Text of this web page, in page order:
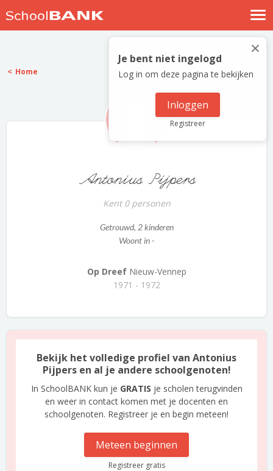
Nostalgische verhalen
Log in
Meld je gratis aan
×
Je bent niet ingelogd
Log in om deze pagina te bekijken
Inloggen
Registreer
Home
Antonius Pijpers
Kent 0 personen
Getrouwd, 2 kinderen
Woont in -
Op DreefNieuw-Vennep
1971 - 1972
Bekijk het volledige profiel van Antonius
Pijpers en al je andere schoolgenoten!
In SchoolBANK kun je GRATIS je scholen terugvinden
en weer in contact komen met je docenten en
schoolgenoten. Registreer je en begin meteen!
Meteen beginnen
Registreer gratis